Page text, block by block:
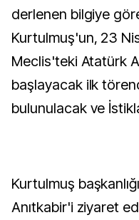
derlenen bilgiye
Kurtulmuş'un, 23
Meclis'teki Atatürk
başlayacak ilk
bulunulacak ve
Kurtulmuş
Anıtkabir'i ziyaret